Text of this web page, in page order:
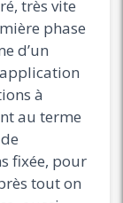
très vite
phase
d’un
à
au terme
fixée, pour
tout on